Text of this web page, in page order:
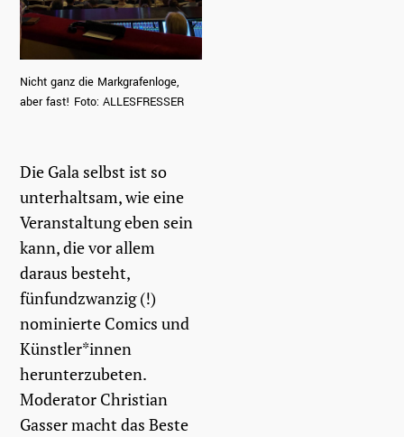
Nicht ganz die Markgrafenloge,
aber fast! Foto: ALLESFRESSER
Die Gala selbst ist so
unterhaltsam, wie eine
Veranstaltung eben sein
kann, die vor allem
daraus besteht,
fünfundzwanzig (!)
nominierte Comics und
Künstler*innen
herunterzubeten.
Moderator Christian
Gasser macht das Beste